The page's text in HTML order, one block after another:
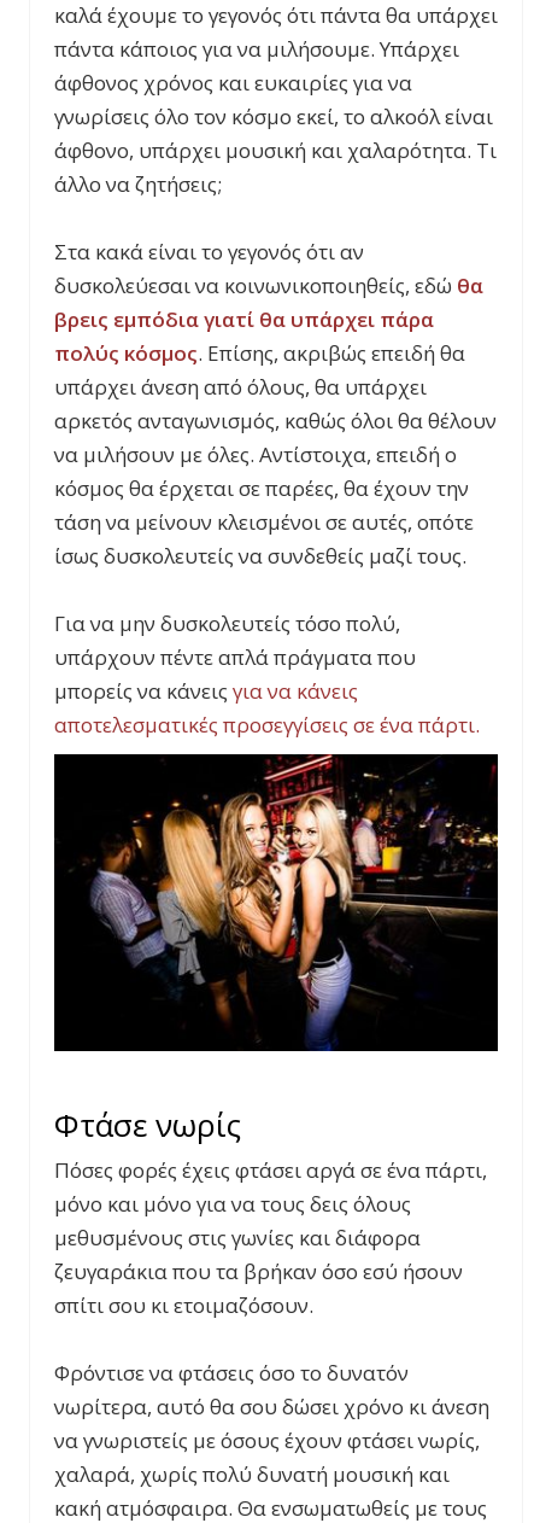
καλά έχουμε το γεγονός ότι πάντα θα υπάρχει
πάντα κάποιος για να μιλήσουμε. Υπάρχει
άφθονος χρόνος και ευκαιρίες για να
γνωρίσεις όλο τον κόσμο εκεί, το αλκοόλ είναι
άφθονο, υπάρχει μουσική και χαλαρότητα. Τι
άλλο να ζητήσεις;
Στα κακά είναι το γεγονός ότι αν
δυσκολεύεσαι να κοινωνικοποιηθείς, εδώ θα
βρεις εμπόδια γιατί θα υπάρχει πάρα
πολύς κόσμος. Επίσης, ακριβώς επειδή θα
υπάρχει άνεση από όλους, θα υπάρχει
αρκετός ανταγωνισμός, καθώς όλοι θα θέλουν
να μιλήσουν με όλες. Αντίστοιχα, επειδή ο
κόσμος θα έρχεται σε παρέες, θα έχουν την
τάση να μείνουν κλεισμένοι σε αυτές, οπότε
ίσως δυσκολευτείς να συνδεθείς μαζί τους.
Για να μην δυσκολευτείς τόσο πολύ,
υπάρχουν πέντε απλά πράγματα που
μπορείς να κάνεις για να κάνεις
αποτελεσματικές προσεγγίσεις σε ένα πάρτι.
Φτάσε νωρίς
Πόσες φορές έχεις φτάσει αργά σε ένα πάρτι,
μόνο και μόνο για να τους δεις όλους
μεθυσμένους στις γωνίες και διάφορα
ζευγαράκια που τα βρήκαν όσο εσύ ήσουν
σπίτι σου κι ετοιμαζόσουν.
Φρόντισε να φτάσεις όσο το δυνατόν
νωρίτερα, αυτό θα σου δώσει χρόνο κι άνεση
να γνωριστείς με όσους έχουν φτάσει νωρίς,
χαλαρά, χωρίς πολύ δυνατή μουσική και
κακή ατμόσφαιρα. Θα ενσωματωθείς με τους